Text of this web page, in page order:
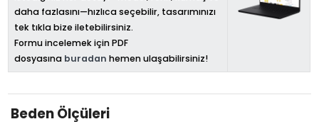
daha fazlasını—hızlıca seçebilir, tasarımınızı
tek tıkla bize iletebilirsiniz.
Formu incelemek için PDF
dosyasına buradan hemen ulaşabilirsiniz!
Beden Ölçüleri